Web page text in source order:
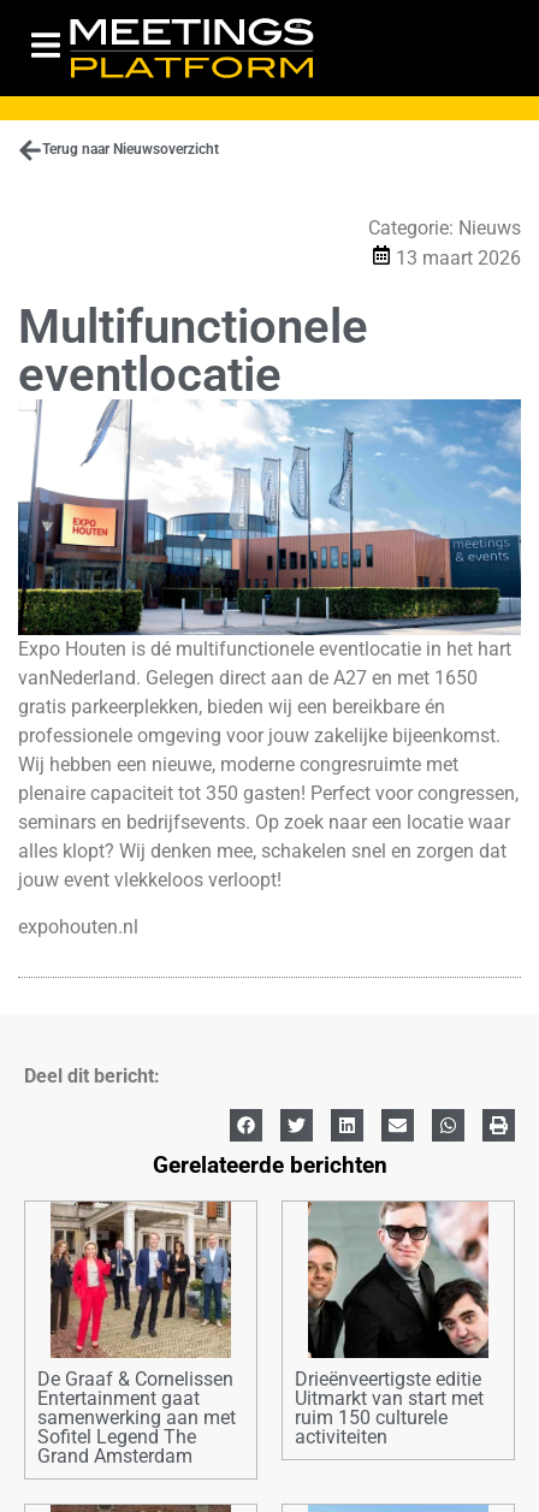
Terug naar Nieuwsoverzicht
Categorie: Nieuws
13 maart 2026
Multifunctionele
eventlocatie
Expo Houten is dé multifunctionele eventlocatie in het hart
vanNederland. Gelegen direct aan de A27 en met 1650
gratis parkeerplekken, bieden wij een bereikbare én
professionele omgeving voor jouw zakelijke bijeenkomst.
Wij hebben een nieuwe, moderne congresruimte met
plenaire capaciteit tot 350 gasten! Perfect voor congressen,
seminars en bedrijfsevents. Op zoek naar een locatie waar
alles klopt? Wij denken mee, schakelen snel en zorgen dat
jouw event vlekkeloos verloopt!
expohouten.nl
Deel dit bericht:
Gerelateerde berichten
De Graaf & Cornelissen
Entertainment gaat
samenwerking aan met
Sofitel Legend The
Grand Amsterdam
Drieënveertigste editie
Uitmarkt van start met
ruim 150 culturele
activiteiten